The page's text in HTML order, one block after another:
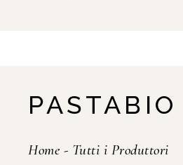
PASTABIO
Home - Tutti i Produttori